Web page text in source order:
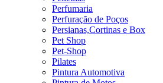
Perfumaria
Perfuração de Poços
Persianas,Cortinas e Box
Pet Shop
Pet-Shop
Pilates
Pintura Automotiva